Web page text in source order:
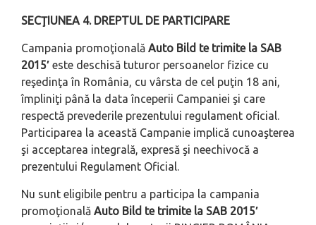
SECŢIUNEA 4. DREPTUL DE PARTICIPARE
Campania promoţională Auto Bild te trimite la SAB
2015′ este deschisă tuturor persoanelor fizice cu
reşedinţa în România, cu vârsta de cel puţin 18 ani,
împliniţi până la data începerii Campaniei şi care
respectă prevederile prezentului regulament oficial.
Participarea la această Campanie implică cunoaşterea
şi acceptarea integrală, expresă şi neechivocă a
prezentului Regulament Oficial.
Nu sunt eligibile pentru a participa la campania
promoţională Auto Bild te trimite la SAB 2015′